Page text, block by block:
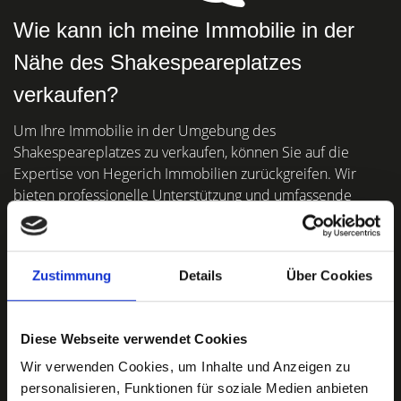
Zustimmung Details Über Cookies
Diese Webseite verwendet Cookies
Wir verwenden Cookies, um Inhalte und Anzeigen zu
personalisieren, Funktionen für soziale Medien anbieten
Wie kann ich meine Immobilie in der
Nähe des Shakespeareplatzes
verkaufen?
Um Ihre Immobilie in der Umgebung des
Shakespeareplatzes zu verkaufen, können Sie auf die
Expertise von Hegerich Immobilien zurückgreifen. Wir
bieten professionelle Unterstützung und umfassende
Marktkenntnisse in der Region.
Was macht die Wohngegend rund um
den Shakespeareplatz attraktiv?